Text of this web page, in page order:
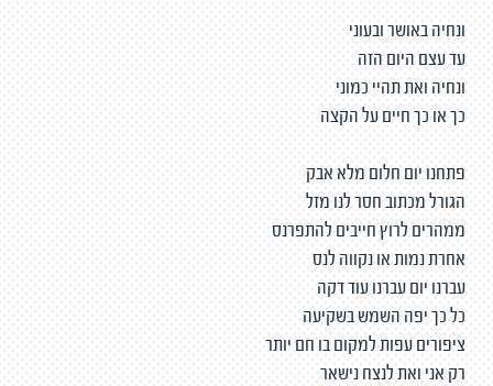
ונחיה באושר ובעוני
עד עצם היום הזה
ונחיה ואת תהיי כמוני
כך או כך חיים על הקצה
פתחנו יום חלום מלא אבק
הגורל מכתוב חסר לנו מזל
ממהרים לרוץ חייבים להתפרנס
אחרת נמות או נקווה לנס
עברנו יום עברנו עוד דקה
כל כך יפה השמש בשקיעה
ציפורים עפות למקום בו חם יותר
רק אני ואת לנצח נישאר